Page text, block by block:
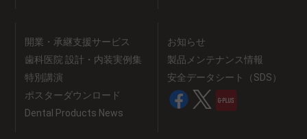
開業・承継支援サービス
歯科医院 設計・内装実例集
特別講演
ポスターダウンロード
Dental Products News
お知らせ
製品メンテナンス情報
安全データシート（SDS）